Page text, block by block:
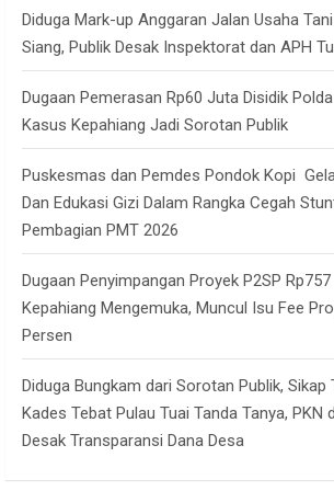
Diduga Mark-up Anggaran Jalan Usaha
Siang, Publik Desak Inspektorat dan APH
Dugaan Pemerasan Rp60 Juta Disidik
Kasus Kepahiang Jadi Sorotan Publik
Puskesmas dan Pemdes Pondok Kopi
Dan Edukasi Gizi Dalam Rangka Cegah
Pembagian PMT 2026
Dugaan Penyimpangan Proyek P2SP
Kepahiang Mengemuka, Muncul Isu Fee
Persen
Diduga Bungkam dari Sorotan Publik, Sikap
Kades Tebat Pulau Tuai Tanda Tanya, PKN
Desak Transparansi Dana Desa